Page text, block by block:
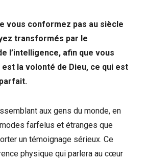
vous conformez pas au siècle
transformés par le
l’intelligence, afin que vous
la volonté de Dieu, ce qui est
aux gens du monde, en
farfelus et étranges que
un témoignage sérieux. Ce
physique qui parlera au cœur